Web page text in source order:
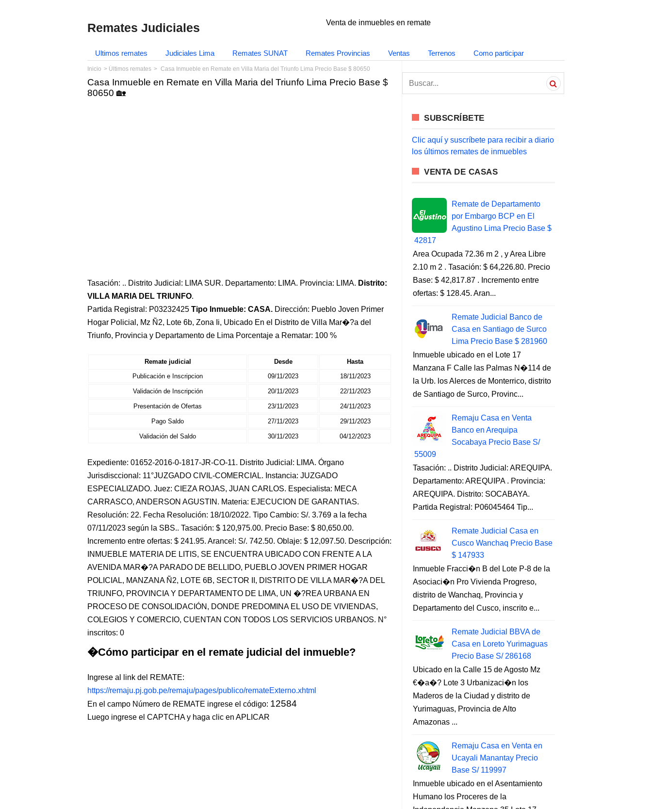
Remates Judiciales Venta de inmuebles en remate
Ultimos remates Judiciales Lima Remates SUNAT Remates Provincias Ventas Terrenos Como participar
Inicio Últimos remates Casa Inmueble en Remate en Villa Maria del Triunfo Lima Precio Base $ 80650
Casa Inmueble en Remate en Villa Maria del Triunfo Lima Precio Base $
80650 🏡
Tasación: .. Distrito Judicial: LIMA SUR. Departamento: LIMA. Provincia: LIMA. Distrito:
VILLA MARIA DEL TRIUNFO.
Partida Registral: P03232425 Tipo Inmueble: CASA. Dirección: Pueblo Joven Primer
Hogar Policial, Mz Ñ2, Lote 6b, Zona Ii, Ubicado En el Distrito de Villa Mar�?a del
Triunfo, Provincia y Departamento de Lima Porcentaje a Rematar: 100 %
Remate judicial Desde
Hasta
Publicación e Inscripcion
09/11/2023 18/11/2023
Validación de Inscripción 20/11/2023 22/11/2023
Presentación de Ofertas 23/11/2023 24/11/2023
Pago Saldo 27/11/2023 29/11/2023
Validación del Saldo 30/11/2023 04/12/2023
Expediente: 01652-2016-0-1817-JR-CO-11. Distrito Judicial: LIMA. Órgano
Jurisdisccional: 11°JUZGADO CIVIL-COMERCIAL. Instancia: JUZGADO
ESPECIALIZADO. Juez: CIEZA ROJAS, JUAN CARLOS. Especialista: MECA
CARRASCO, ANDERSON AGUSTIN. Materia: EJECUCION DE GARANTIAS.
Resolución: 22. Fecha Resolución: 18/10/2022. Tipo Cambio: S/. 3.769 a la fecha
07/11/2023 según la SBS.. Tasación: $ 120,975.00. Precio Base: $ 80,650.00.
Incremento entre ofertas: $ 241.95. Arancel: S/. 742.50. Oblaje: $ 12,097.50. Descripción:
INMUEBLE MATERIA DE LITIS, SE ENCUENTRA UBICADO CON FRENTE A LA
AVENIDA MAR�?A PARADO DE BELLIDO, PUEBLO JOVEN PRIMER HOGAR
POLICIAL, MANZANA Ñ2, LOTE 6B, SECTOR II, DISTRITO DE VILLA MAR�?A DEL
TRIUNFO, PROVINCIA Y DEPARTAMENTO DE LIMA, UN �?REA URBANA EN
PROCESO DE CONSOLIDACIÓN, DONDE PREDOMINA EL USO DE VIVIENDAS,
COLEGIOS Y COMERCIO, CUENTAN CON TODOS LOS SERVICIOS URBANOS. N°
inscritos: 0
�Cómo participar en el remate judicial del inmueble?
Ingrese al link del REMATE:
https://remaju.pj.gob.pe/remaju/pages/publico/remateExterno.xhtml
En el campo Número de REMATE ingrese el código: 12584
Luego ingrese el CAPTCHA y haga clic en APLICAR
a
SUBSCRÍBETE
Clic aquí y suscríbete para recibir a diario
los últimos remates de inmuebles
VENTA DE CASAS
Remate de Departamento
por Embargo BCP en El
Agustino Lima Precio Base $
42817
Area Ocupada 72.36 m 2 , y Area Libre
2.10 m 2 . Tasación: $ 64,226.80. Precio
Base: $ 42,817.87 . Incremento entre
ofertas: $ 128.45. Aran...
Remate Judicial Banco de
Casa en Santiago de Surco
Lima Precio Base $ 281960
Inmueble ubicado en el Lote 17
Manzana F Calle las Palmas N�114 de
la Urb. los Alerces de Monterrico, distrito
de Santiago de Surco, Provinc...
Remaju Casa en Venta
Banco en Arequipa
Socabaya Precio Base S/
55009
Tasación: .. Distrito Judicial: AREQUIPA.
Departamento: AREQUIPA . Provincia:
AREQUIPA. Distrito: SOCABAYA.
Partida Registral: P06045464 Tip...
Remate Judicial Casa en
Cusco Wanchaq Precio Base
$ 147933
Inmueble Fracci�n B del Lote P-8 de la
Asociaci�n Pro Vivienda Progreso,
distrito de Wanchaq, Provincia y
Departamento del Cusco, inscrito e...
Remate Judicial BBVA de
Casa en Loreto Yurimaguas
Precio Base S/ 286168
Ubicado en la Calle 15 de Agosto Mz
€�a�? Lote 3 Urbanizaci�n los
Maderos de la Ciudad y distrito de
Yurimaguas, Provincia de Alto
Amazonas ...
Remaju Casa en Venta en
Ucayali Manantay Precio
Base S/ 119997
Inmueble ubicado en el Asentamiento
Humano los Proceres de la